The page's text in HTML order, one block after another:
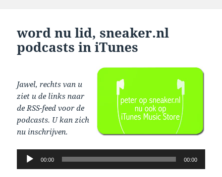
word nu lid, sneaker.nl
podcasts in iTunes
Jawel, rechts van u
ziet u de links naar
de RSS-feed voor de
podcasts. U kan zich
nu inschrijven.
Audio
Player
00:00 00:00